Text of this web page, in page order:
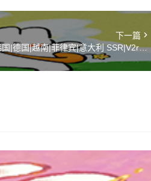
下一篇
|德国|越南|菲律宾|意大利 SSR|V2ray|
Clash订阅链接